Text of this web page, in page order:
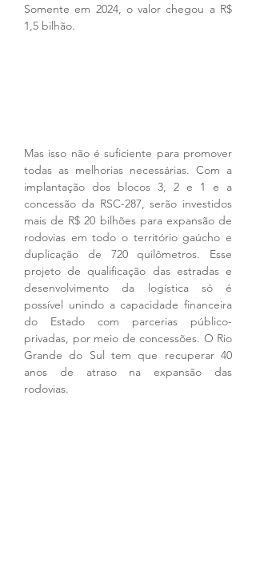
Somente em 2024, o valor chegou a R$
1,5 bilhão.
Mas isso não é suficiente para promover
todas as melhorias necessárias. Com a
implantação dos blocos 3, 2 e 1 e a
concessão da RSC-287, serão investidos
mais de R$ 20 bilhões para expansão de
rodovias em todo o território gaúcho e
duplicação de 720 quilômetros. Esse
projeto de qualificação das estradas e
desenvolvimento da logística só é
possível unindo a capacidade financeira
do Estado com parcerias público-
privadas, por meio de concessões. O Rio
Grande do Sul tem que recuperar 40
anos de atraso na expansão das
rodovias.